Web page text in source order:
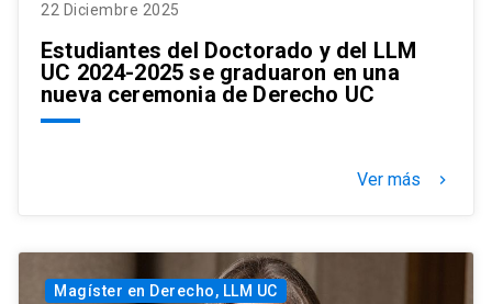
22 Diciembre 2025
Estudiantes del Doctorado y del LLM
UC 2024-2025 se graduaron en una
nueva ceremonia de Derecho UC
Ver más keyboard_arrow_right
Magíster en Derecho, LLM UC